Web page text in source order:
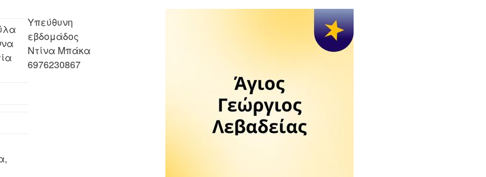
Υπεύθυνη
εβδομάδος
Ντίνα Μπάκα
6976230867